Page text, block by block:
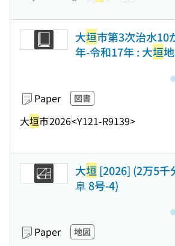
大垣市第3次治水10
年-令和17年 : 大垣
Paper 図書
大垣市2026<Y121-R9139>
大垣 [2026] (2万5千
阜 8号-4)
Paper 地図